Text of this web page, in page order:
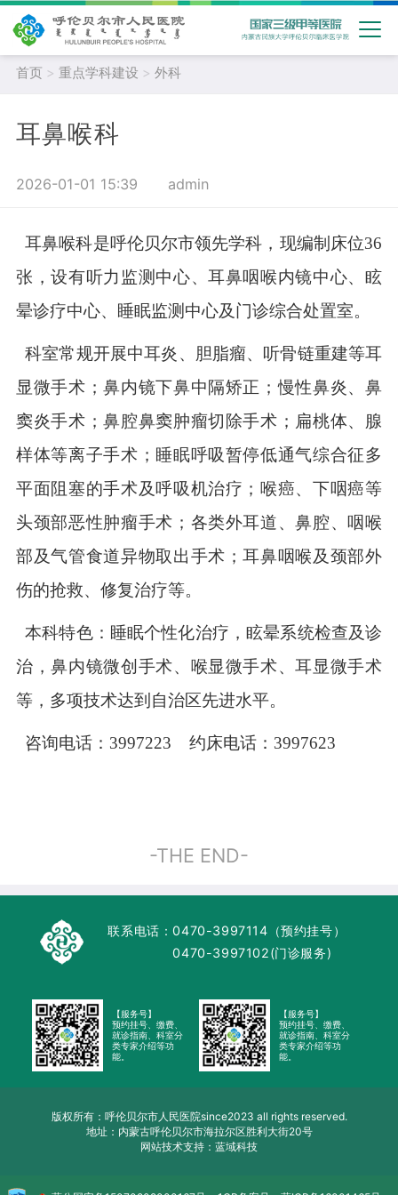
首页 > 重点学科建设 > 外科
耳鼻喉科
2026-01-01 15:39 admin
耳鼻喉科是呼伦贝尔市领先学科，现编制床位36
张，设有听力监测中心、耳鼻咽喉内镜中心、眩
晕诊疗中心、睡眠监测中心及门诊综合处置室。
科室常规开展中耳炎、胆脂瘤、听骨链重建等耳
显微手术；鼻内镜下鼻中隔矫正；慢性鼻炎、鼻
窦炎手术；鼻腔鼻窦肿瘤切除手术；扁桃体、腺
样体等离子手术；睡眠呼吸暂停低通气综合征多
平面阻塞的手术及呼吸机治疗；喉癌、下咽癌等
头颈部恶性肿瘤手术；各类外耳道、鼻腔、咽喉
部及气管食道异物取出手术；耳鼻咽喉及颈部外
伤的抢救、修复治疗等。
本科特色：睡眠个性化治疗，眩晕系统检查及诊
治，鼻内镜微创手术、喉显微手术、耳显微手术
等， 多项技术达到自治区先进水平。
咨询电话： 3997223 约床电话： 3997623
-THE END-
联系电话：0470-3997114（预约挂号）
0470-3997102(门诊服务)
【服务号】
预约挂号、缴费、
就诊指南、科室分
类专家介绍等功
能。
【服务号】
预约挂号、缴费、
就诊指南、科室分
类专家介绍等功
能。
版权所有：呼伦贝尔市人民医院since2023 all rights reserved.
地址：内蒙古呼伦贝尔市海拉尔区胜利大街20号
网站技术支持：蓝域科技